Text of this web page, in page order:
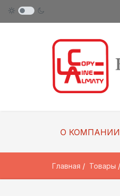
О КОМПАНИИ
Главная Товары